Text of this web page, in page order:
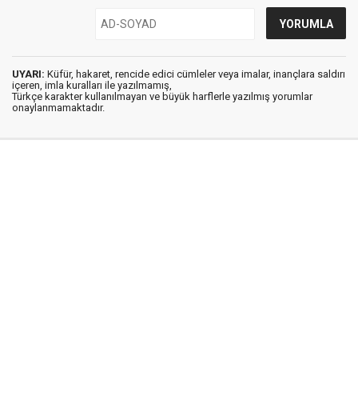
UYARI: Küfür, hakaret, rencide edici cümleler veya imalar, inançlara saldırı
içeren, imla kuralları ile yazılmamış,
Türkçe karakter kullanılmayan ve büyük harflerle yazılmış yorumlar
onaylanmamaktadır.